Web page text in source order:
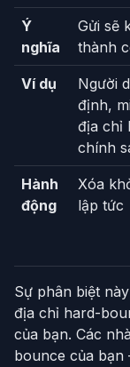
Ý
nghĩa
Gửi sẽ
thành
Ví dụ
Người
định,
địa chỉ
chính
Hành
động
Xóa
lập tức
Sự phân biệt
địa chỉ hard-
của bạn. Các
bounce của